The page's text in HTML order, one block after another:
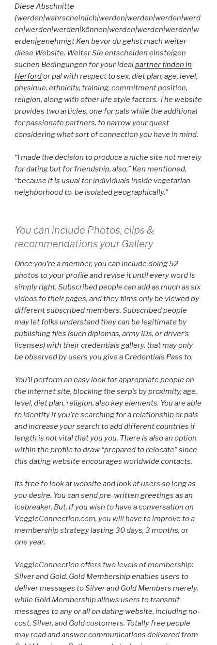
Diese Abschnitte
{werden|wahrscheinlich|werden|werden|werden|werd
en|werden|werden|können|werden|werden|werden|w
erden|genehmigt Ken bevor du gehst mach weiter
diese Website. Weiter Sie entscheiden einsteigen
suchen Bedingungen for your idealpartner finden in
Herfordor pal with respect to sex, diet plan, age, level,
physique, ethnicity, training, commitment position,
religion, along with other life style factors. The website
provides two articles, one for pals while the additional
for passionate partners, to narrow your quest
considering what sort of connection you have in mind.
“I made the decision to produce a niche site not merely
for dating but for friendship, also,” Ken mentioned,
“because it is usual for individuals inside vegetarian
neighborhood to-be isolated geographically.”
You can include Photos, clips &
recommendations your Gallery
Once you’re a member, you can include doing 52
photos to your profile and revise it until every word is
simply right. Subscribed people can add as much as six
videos to their pages, and they films only be viewed by
different subscribed members. Subscribed people
may let folks understand they can be legitimate by
publishing files (such diplomas, army IDs, or driver’s
licenses) with their credentials gallery, that may only
be observed by users you give a Credentials Pass to.
You’ll perform an easy look for appropriate people on
the internet site, blocking the serp’s by proximity, age,
level, diet plan, religion, also key elements. You are able
to identify if you’re searching for a relationship or pals
and increase your search to add different countries if
length is not vital that you you. There is also an option
within the profile to draw “prepared to relocate” since
this dating website encourages worldwide contacts.
Its free to look at website and look at users so long as
you desire. You can send pre-written greetings as an
icebreaker. But, if you wish to have a conversation on
VeggieConnection.com, you will have to improve to a
membership strategy lasting 30 days, 3 months, or
one year.
VeggieConnection offers two levels of membership:
Silver and Gold. Gold Membership enables users to
deliver messages to Silver and Gold Members merely,
while Gold Membership allows users to transmit
messages to any or all on dating website, including no-
cost, Silver, and Gold customers. Totally free people
may read and answer communications delivered from